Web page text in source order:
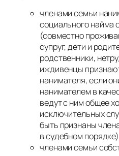
членами семьи
социального найма
(совместно
супруг, дети и
родственники,
иждивенцы
нанимателя, если
нанимателем в
ведут с ним общее
исключительных
быть признаны
в судебном
членами семьи